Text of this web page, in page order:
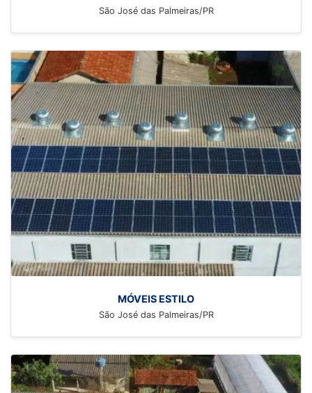
São José das Palmeiras/PR
MÓVEIS ESTILO
São José das Palmeiras/PR